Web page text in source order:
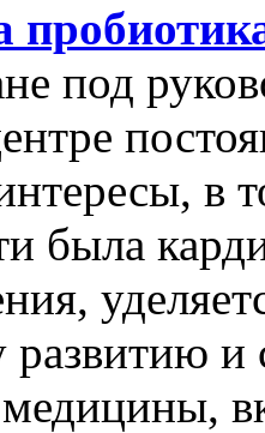
под
в
была
и
медицины,